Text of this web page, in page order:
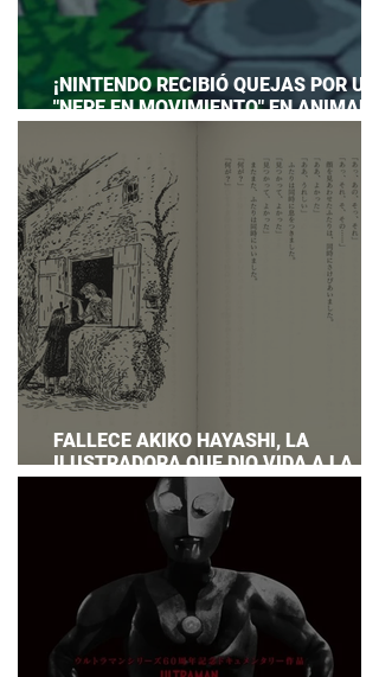
¡NINTENDO RECIBIÓ QUEJAS POR UN
"NEPE EN MOVIMIENTO" EN ANIMAL
PREPARAR UNA RESPUESTA OFICIAL!
FALLECE AKIKO HAYASHI, LA
ILUSTRADORA QUE DIO VIDA A LA
NOVELA ORIGINAL DE KIKI'S DELIVERY